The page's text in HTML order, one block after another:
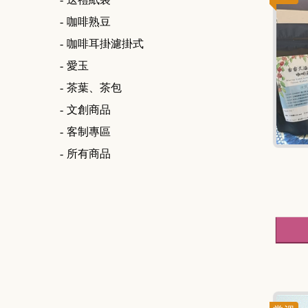
咖啡熟豆
咖啡耳掛濾掛式
愛玉
茶葉、茶包
文創商品
客制專區
所有商品